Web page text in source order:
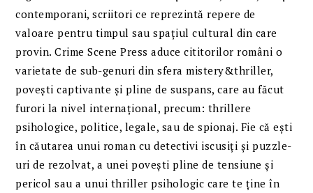
contemporani, scriitori ce reprezintă repere de
valoare pentru timpul sau spațiul cultural din care
provin. Crime Scene Press aduce cititorilor români o
varietate de sub-genuri din sfera mistery&thriller,
povești captivante și pline de suspans, care au făcut
furori la nivel internațional, precum: thrillere
psihologice, politice, legale, sau de spionaj. Fie că ești
în căutarea unui roman cu detectivi iscusiți și puzzle-
uri de rezolvat, a unei povești pline de tensiune și
pericol sau a unui thriller psihologic care te ține în